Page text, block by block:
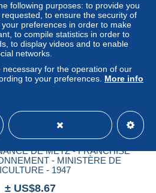
DE METZ - FRANCHISE
- MINISTÈRE DE
- 1947
± US$8.67
following purposes: to provide you
to ensure the security of
preferences in order to make
to compile statistics in order to
to display videos and to enable
networks.
for the operation of our
to your preferences. More info